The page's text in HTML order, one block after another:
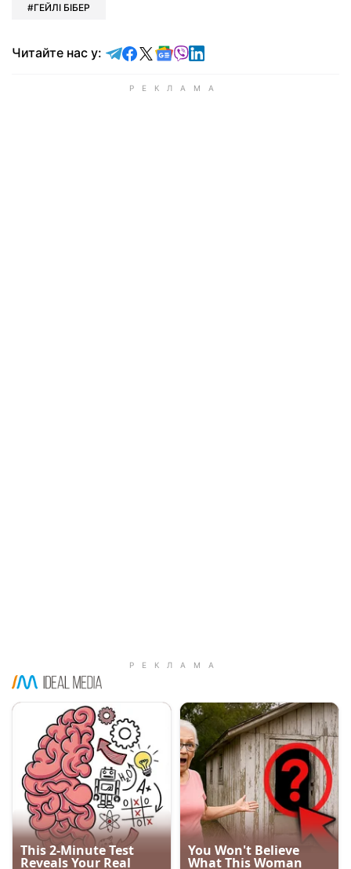
ГЕЙЛІ БІБЕР
Читайте нас у: Читайте у Telegram
Читайте у Facebook
Читайте у X
Читайте у Google news
Читайте у Viber
Читайте у LinkedIn